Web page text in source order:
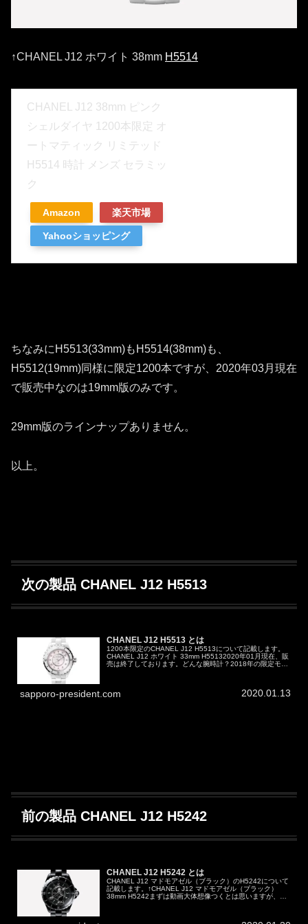
↑CHANEL J12 ホワイト 38mm H5514
CHANEL J12 38mm ピンク
シェルダイヤ 1200本限定 オ
ートマティック リミテッド
H5514 時計 メンズ セラミッ
ク
Amazon 楽天市場
Yahooショッピング
ちなみにH5513(33mm)もH5514(38mm)も、
H5512(19mm)同様に限定1200本ですが、2020年03月現在
で販売中なのは19mm版のみです。
29mm版のラインナップありません。
以上。
次の製品 CHANEL J12 H5513
CHANEL J12 H5513 とは
1200本限定のCHANEL J12 H5513について記載します。
CHANEL J12 ホワイト 33mm H55132020年01月現在、販
売は終了しております。どんな腕時計？2018年の限定モデ
sapporo-president.com 2020.01.13
前の製品 CHANEL J12 H5242
CHANEL J12 H5242 とは
CHANEL J12 マドモアゼル（ブラック）のH5242について
記載します。↑CHANEL J12 マドモアゼル（ブラック）
38mm H5242まずは動画大体想像つくとは思いますが、ま